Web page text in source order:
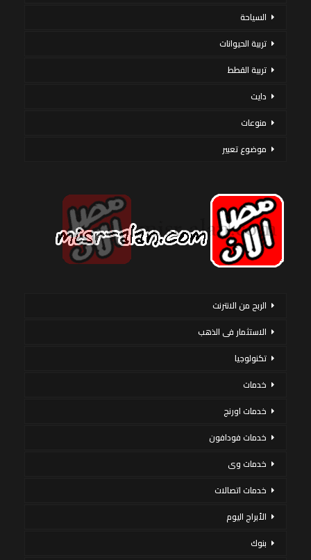
السياحة
تربية الحيوانات
تربية القطط
دايت
منوعات
موضوع تعبير
الربح من الانترنت
الاستثمار فى الذهب
تكنولوجيا
خدمات
خدمات اورنج
خدمات فودافون
خدمات وى
خدمات اتصالات
الأبراج اليوم
بنوك